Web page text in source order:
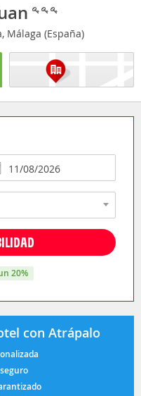
Málaga (España)
20%
con Atrápalo